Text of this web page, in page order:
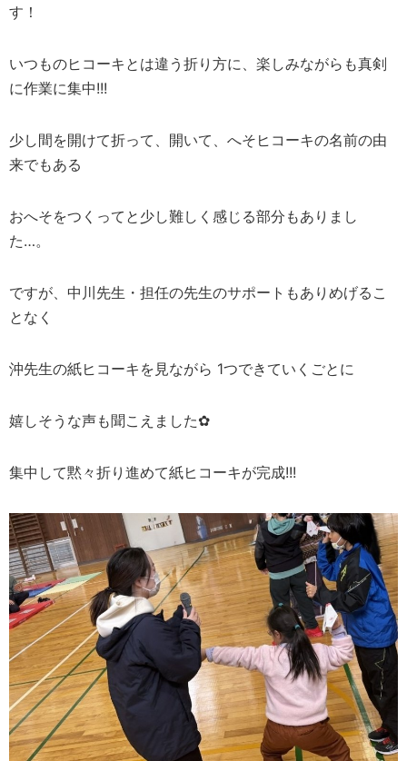
す！
いつものヒコーキとは違う折り方に、楽しみながらも真剣
に作業に集中!!!
少し間を開けて折って、開いて、へそヒコーキの名前の由
来でもある
おへそをつくってと少し難しく感じる部分もありまし
た…。
ですが、中川先生・担任の先生のサポートもありめげるこ
となく
沖先生の紙ヒコーキを見ながら 1つできていくごとに
嬉しそうな声も聞こえました✿
集中して黙々折り進めて紙ヒコーキが完成!!!